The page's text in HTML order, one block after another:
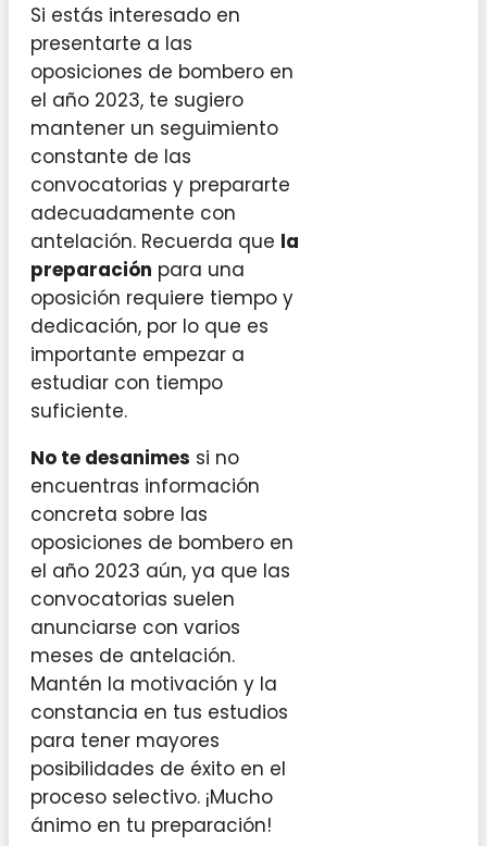
Si estás interesado en
presentarte a las
oposiciones de bombero en
el año 2023, te sugiero
mantener un seguimiento
constante de las
convocatorias y prepararte
adecuadamente con
antelación. Recuerda que la
preparación para una
oposición requiere tiempo y
dedicación, por lo que es
importante empezar a
estudiar con tiempo
suficiente.
No te desanimes si no
encuentras información
concreta sobre las
oposiciones de bombero en
el año 2023 aún, ya que las
convocatorias suelen
anunciarse con varios
meses de antelación.
Mantén la motivación y la
constancia en tus estudios
para tener mayores
posibilidades de éxito en el
proceso selectivo. ¡Mucho
ánimo en tu preparación!